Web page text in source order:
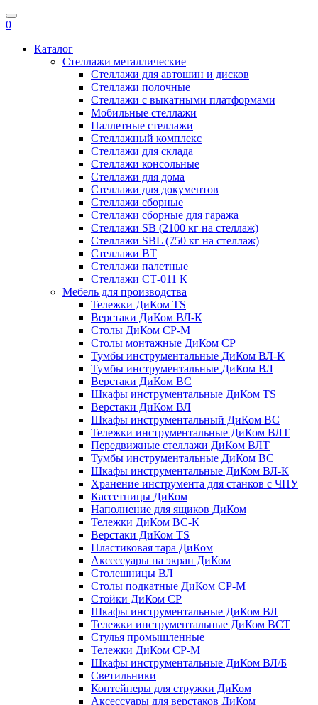
0
Каталог
Стеллажи металлические
Стеллажи для автошин и дисков
Стеллажи полочные
Стеллажи с выкатными платформами
Мобильные стеллажи
Паллетные стеллажи
Стеллажный комплекс
Стеллажи для склада
Стеллажи консольные
Cтеллажи для дома
Стеллажи для документов
Стеллажи сборные
Стеллажи сборные для гаража
Стеллажи SB (2100 кг на стеллаж)
Стеллажи SBL (750 кг на стеллаж)
Стеллажи ВТ
Стеллажи палетные
Стеллажи СТ-011 К
Мебель для производства
Тележки ДиКом TS
Верстаки ДиКом ВЛ-К
Столы ДиКом СР-М
Столы монтажные ДиКом СР
Тумбы инструментальные ДиКом ВЛ-К
Тумбы инструментальные ДиКом ВЛ
Верстаки ДиКом ВС
Шкафы инструментальные ДиКом TS
Верстаки ДиКом ВЛ
Шкафы инструментальный ДиКом ВС
Тележки инструментальные ДиКом ВЛТ
Передвижные стеллажи ДиКом ВЛТ
Тумбы инструментальные ДиКом ВС
Шкафы инструментальные ДиКом ВЛ-К
Хранение инструмента для станков с ЧПУ
Кассетницы ДиКом
Наполнение для ящиков ДиКом
Тележки ДиКом ВС-К
Верстаки ДиКом TS
Пластиковая тара ДиКом
Аксессуары на экран ДиКом
Столешницы ВЛ
Столы подкатные ДиКом СР-М
Стойки ДиКом СР
Шкафы инструментальные ДиКом ВЛ
Тележки инструментальные ДиКом ВСТ
Стулья промышленные
Тележки ДиКом СР-М
Шкафы инструментальные ДиКом ВЛ/Б
Светильники
Контейнеры для стружки ДиКом
Аксессуары для верстаков ДиКом